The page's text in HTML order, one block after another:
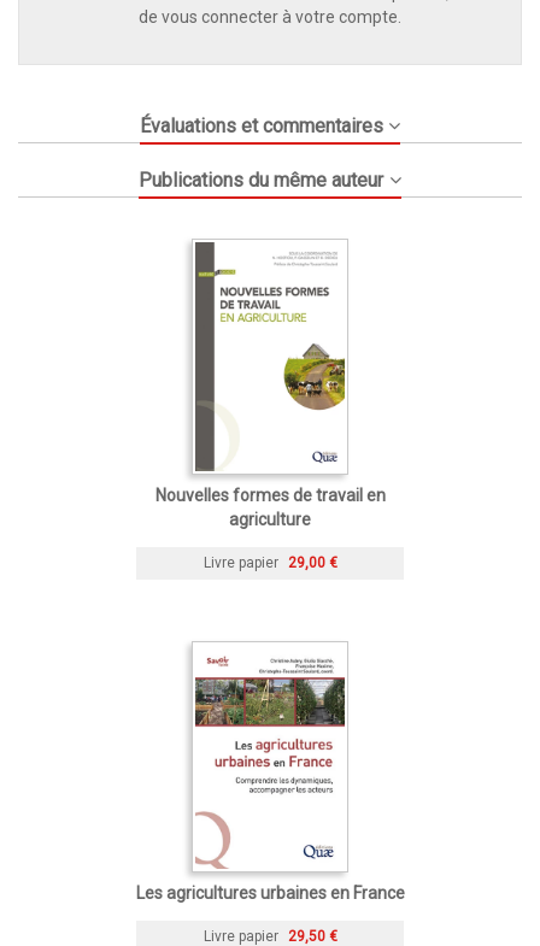
de vous connecter à votre compte.
Évaluations et commentaires
Publications du même auteur
Nouvelles formes de travail en
agriculture
Livre papier 29,00 €
Les agricultures urbaines en France
Livre papier 29,50 €